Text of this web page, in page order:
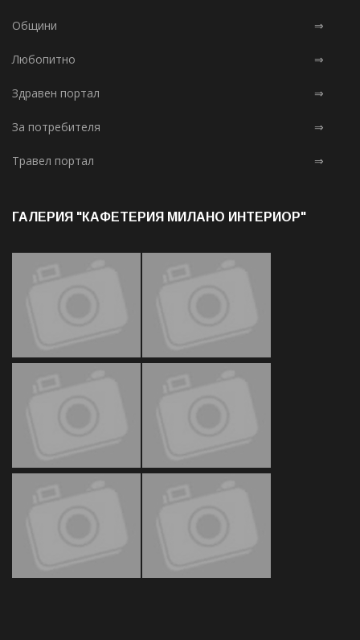
Общини ⇒
Любопитно ⇒
Здравен портал ⇒
За потребителя ⇒
Травел портал ⇒
ГАЛЕРИЯ "КАФЕТЕРИЯ МИЛАНО ИНТЕРИОР"